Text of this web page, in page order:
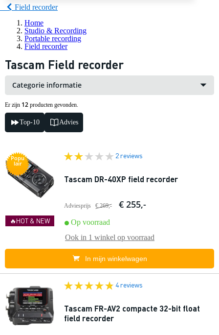
Field recorder
Home
Studio & Recording
Portable recording
Field recorder
Tascam Field recorder
Categorie informatie
Er zijn 12 producten gevonden.
Top-10 Advies
Popu
lair
🔥HOT & NEW
2 reviews
Tascam DR-40XP field recorder
Adviesprijs € 269,- € 255,-
Op voorraad
Ook in 1 winkel op voorraad
In mijn winkelwagen
4 reviews
Tascam FR-AV2 compacte 32-bit float
field recorder